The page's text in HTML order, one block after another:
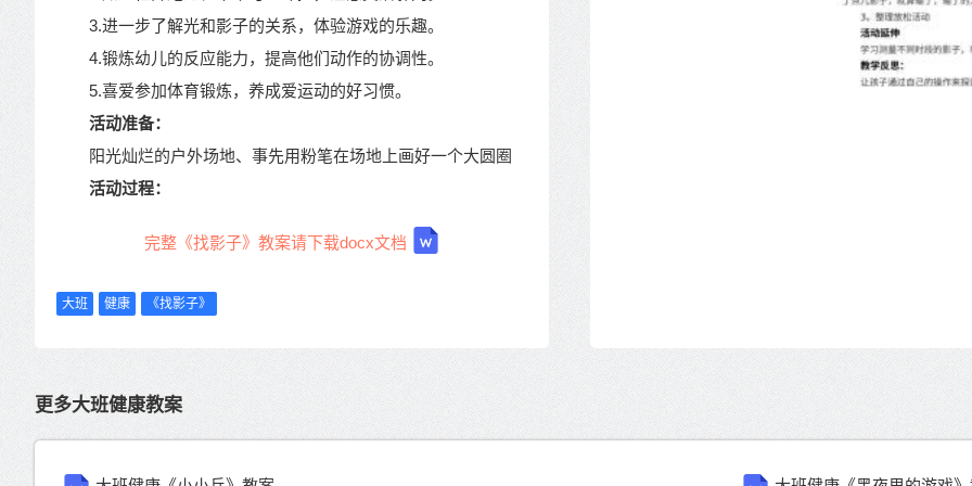
3.进一步了解光和影子的关系，体验游戏的乐趣。
4.锻炼幼儿的反应能力，提高他们动作的协调性。
5.喜爱参加体育锻炼，养成爱运动的好习惯。
活动准备：
阳光灿烂的户外场地、事先用粉笔在场地上画好一个大圆圈
活动过程：
完整《找影子》教案请下载docx文档
大班 健康 《找影子》
更多大班健康教案